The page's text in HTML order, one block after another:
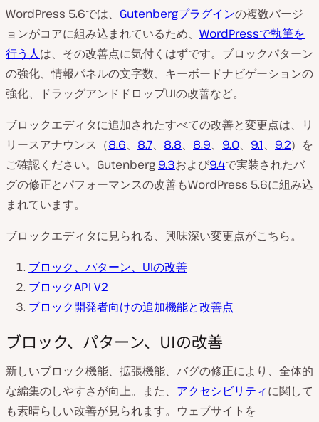
WordPress 5.6では、 Gutenbergプラグインの複数バージ
ョンがコアに組み込まれているため、 WordPressで執筆を
行う人は、その改善点に気付くはずです。ブロックパターン
の強化、情報パネルの文字数、キーボードナビゲーションの
強化、ドラッグアンドドロップUIの改善など。
ブロックエディタに追加されたすべての改善と変更点は、リ
リースアナウンス（8.6、 8.7、 8.8、 8.9、 9.0、 9.1、 9.2）を
ご確認ください。Gutenberg 9.3および9.4で実装されたバ
グの修正とパフォーマンスの改善もWordPress 5.6に組み込
まれています。
ブロックエディタに見られる、興味深い変更点がこちら。
ブロック、パターン、UIの改善
ブロックAPI V2
ブロック開発者向けの追加機能と改善点
ブロック、パターン、UIの改善
新しいブロック機能、拡張機能、バグの修正により、全体的
な編集のしやすさが向上。また、 アクセシビリティに関して
も素晴らしい改善が見られます。ウェブサイトを